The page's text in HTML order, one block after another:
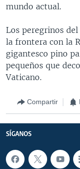
mundo actual.
Los peregrinos
la frontera con la
gigantesco pino
pequeños que
Vaticano.
Compartir
SÍGANOS